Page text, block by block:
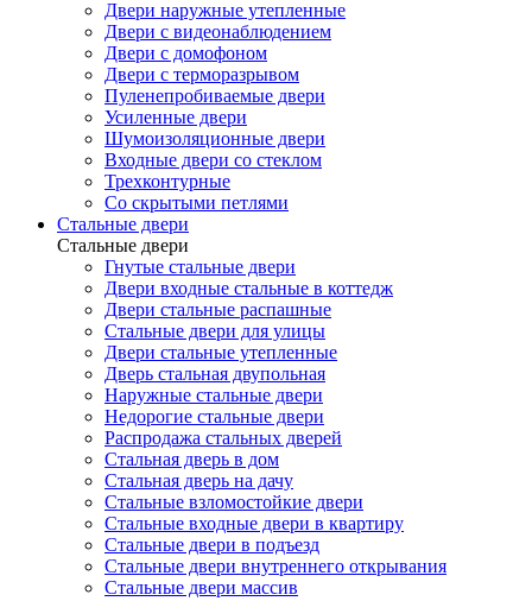
Двери наружные утепленные
Двери с видеонаблюдением
Двери с домофоном
Двери с терморазрывом
Пуленепробиваемые двери
Усиленные двери
Шумоизоляционные двери
Входные двери со стеклом
Трехконтурные
Со скрытыми петлями
Стальные двери
Стальные двери
Гнутые стальные двери
Двери входные стальные в коттедж
Двери стальные распашные
Стальные двери для улицы
Двери стальные утепленные
Дверь стальная двупольная
Наружные стальные двери
Недорогие стальные двери
Распродажа стальных дверей
Стальная дверь в дом
Стальная дверь на дачу
Стальные взломостойкие двери
Стальные входные двери в квартиру
Стальные двери в подъезд
Стальные двери внутреннего открывания
Стальные двери массив